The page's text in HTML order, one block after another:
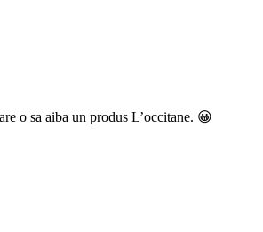
o sa aiba un produs L’occitane. 😀